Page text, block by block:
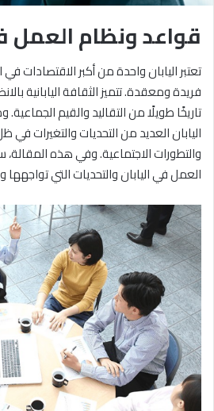
قواعد ونظام العمل
تعتبر اليابان واحدة من أكبر الاقتصادات
فريدة ومعقدة. تتميز الثقافة اليابانية
تاريخًا طويلًا من التقاليد والقيم
اليابان العديد من التحديات والتغيرات في
والتطورات الاجتماعية. وفي هذه
العمل في اليابان والتحديات التي